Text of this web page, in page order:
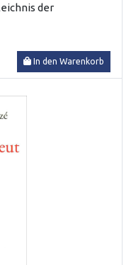
der
In den Warenkorb